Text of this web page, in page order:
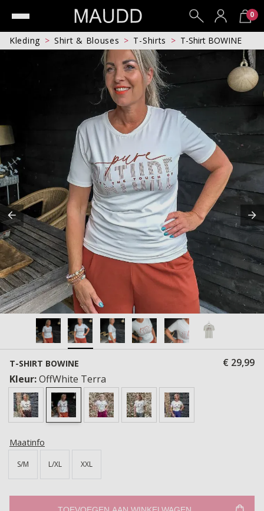
0
Kleding Shirt & Blouses T-Shirts T-Shirt BOWINE
T-SHIRT BOWINE
€ 29,99
Kleur:OffWhite Terra
Maatinfo
S/M L/XL XXL